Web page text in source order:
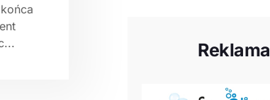
Reklama